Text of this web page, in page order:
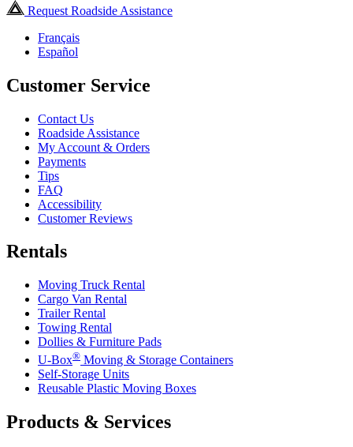
Request Roadside Assistance
Français
Español
Customer Service
Contact Us
Roadside Assistance
My Account & Orders
Payments
Tips
FAQ
Accessibility
Customer Reviews
Rentals
Moving Truck Rental
Cargo Van Rental
Trailer Rental
Towing Rental
Dollies & Furniture Pads
U-Box® Moving & Storage Containers
Self-Storage Units
Reusable Plastic Moving Boxes
Products & Services